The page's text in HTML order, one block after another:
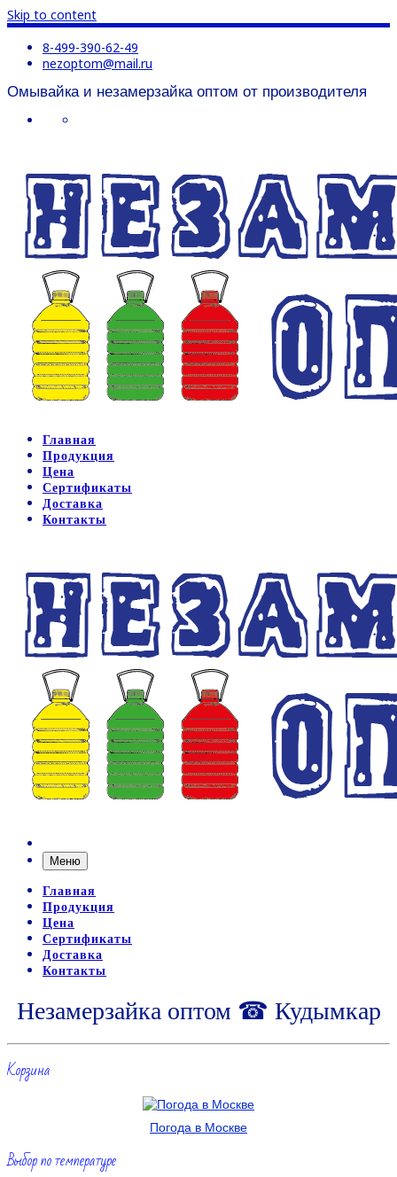
Skip to content
8-499-390-62-49
nezoptom@mail.ru
Омывайка и незамерзайка оптом от производителя
Главная
Продукция
Цена
Сертификаты
Доставка
Контакты
Меню
Главная
Продукция
Цена
Сертификаты
Доставка
Контакты
Незамерзайка оптом ☎ Кудымкар
Корзина
Погода в Москве
Выбор по температуре